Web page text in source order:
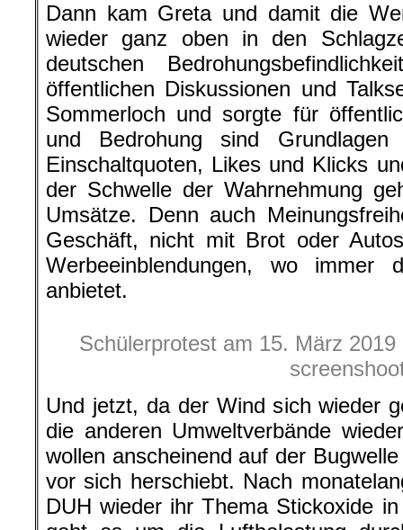
Dann kam Greta und damit die
wieder ganz oben in den
deutschen
öffentlichen Diskussionen und
Sommerloch und sorgte für
und Bedrohung sind
Einschaltquoten, Likes und Klicks
der Schwelle der Wahrnehmung
Umsätze. Denn auch
Geschäft, nicht mit Brot oder
Werbeeinblendungen, wo
anbietet.
Schülerprotest am 15. März
Und jetzt, da der Wind sich wieder
die anderen Umweltverbände
wollen anscheinend auf der
vor sich herschiebt. Nach
DUH wieder ihr Thema Stickoxide